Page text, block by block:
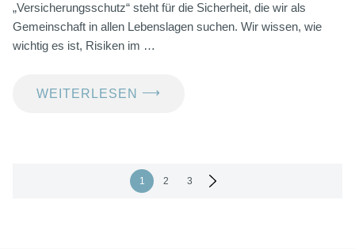
„Versicherungsschutz“ steht für die Sicherheit, die wir als
Gemeinschaft in allen Lebenslagen suchen. Wir wissen, wie
wichtig es ist, Risiken im …
WEITERLESEN ⟶
Seitennummerierung
1 2 3